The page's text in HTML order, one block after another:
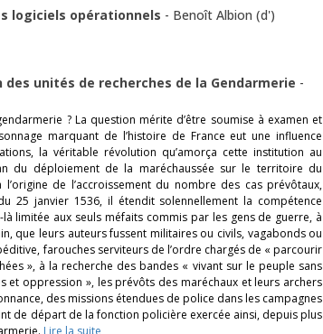
logiciels opérationnels - Benoît Albion (d')
des unités de recherches de la Gendarmerie -
? La question mérite d’être soumise à examen et
marquant de l’histoire de France eut une influence
la véritable révolution qu’amorça cette institution au
du déploiement de la maréchaussée sur le territoire du
de l’accroissement du nombre des cas prévôtaux,
25 janvier 1536, il étendit solennellement la compétence
limitée aux seuls méfaits commis par les gens de guerre, à
que leurs auteurs fussent militaires ou civils, vagabonds ou
farouches serviteurs de l’ordre chargés de « parcourir
», à la recherche des bandes « vivant sur le peuple sans
et oppression », les prévôts des maréchaux et leurs archers
des missions étendues de police dans les campagnes
de départ de la fonction policière exercée ainsi, depuis plus
Lire la suite